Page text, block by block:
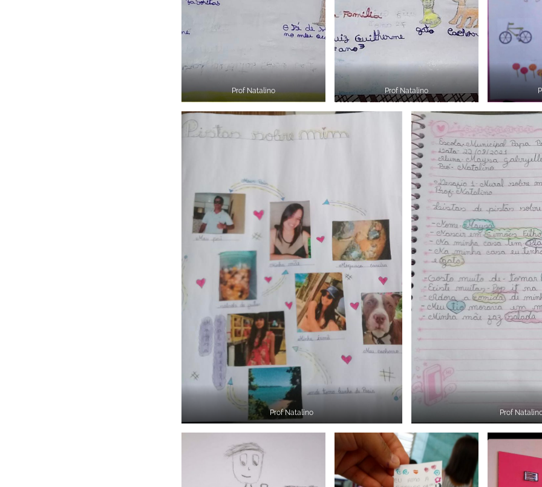
Prof Natalino Prof Natalino
Prof Natalino Prof